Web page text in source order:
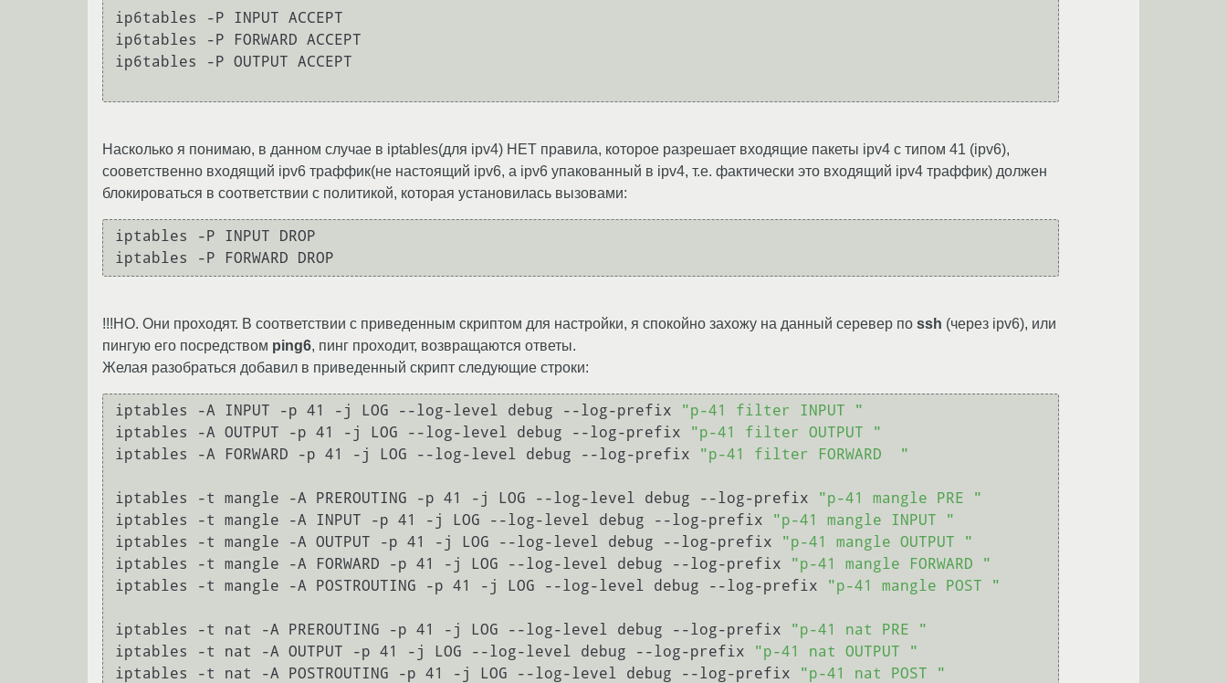
ip6tables -P INPUT ACCEPT
ip6tables -P FORWARD ACCEPT
ip6tables -P OUTPUT ACCEPT
Насколько я понимаю, в данном случае в iptables(для ipv4) НЕТ правила, которое разрешает входящие пакеты ipv4 с типом 41 (ipv6),
сооветственно входящий ipv6 траффик(не настоящий ipv6, а ipv6 упакованный в ipv4, т.е. фактически это входящий ipv4 траффик) должен
блокироваться в соответствии с политикой, которая установилась вызовами:
iptables -P INPUT DROP
!!!НО. Они проходят. В соответствии с приведенным скриптом для настройки, я спокойно захожу на данный серевер по ssh (через ipv6), или
пингую его посредством ping6, пинг проходит, возвращаются ответы.
Желая разобраться добавил в приведенный скрипт следующие строки:
iptables -A INPUT -p 41 -j LOG --log-level debug --log-prefix
"p-41 filter INPUT "
iptables -A OUTPUT -p 41 -j LOG --log-level debug --log-prefix
"p-41 filter OUTPUT "
iptables -A FORWARD -p 41 -j LOG --log-level debug --log-prefix
"p-41 filter FORWARD  "
iptables -t mangle -A PREROUTING -p 41 -j LOG --log-level debug --log-prefix
"p-41 mangle PRE "
iptables -t mangle -A INPUT -p 41 -j LOG --log-level debug --log-prefix
"p-41 mangle INPUT "
iptables -t mangle -A OUTPUT -p 41 -j LOG --log-level debug --log-prefix
"p-41 mangle OUTPUT "
iptables -t mangle -A FORWARD -p 41 -j LOG --log-level debug --log-prefix
"p-41 mangle FORWARD "
iptables -t mangle -A POSTROUTING -p 41 -j LOG --log-level debug --log-prefix
"p-41 mangle POST "
iptables -t nat -A PREROUTING -p 41 -j LOG --log-level debug --log-prefix
"p-41 nat PRE "
iptables -t nat -A OUTPUT -p 41 -j LOG --log-level debug --log-prefix
"p-41 nat OUTPUT "
iptables -t nat -A POSTROUTING -p 41 -j LOG --log-level debug --log-prefix
"p-41 nat POST "